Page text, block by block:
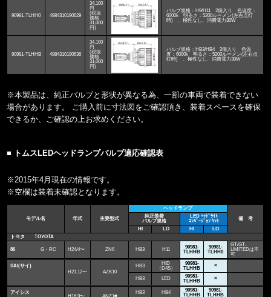
90981-TLHH0 4984310190629
34,100
円
(税抜
価格
31,000
円)
バルブ規格：H9/H11 2個入り 色温度：
6000k 明るさ：5200ルーメン(左右点灯
時) 、極性なし、消費電力30W
90981-TLHHB 4984310190636
34,100
円
(税抜
価格
31,000
円)
バルブ規格：HB3/HB4 2個入り 色温
度：6000k 明るさ：5200ルーメン(左右点
灯時) 、極性なし、消費電力30W
※本製品は、純正バルブと形状が異なる為、一部の車両で装着できない
場合があります。 ご購入前に寸法図をご確認頂き、装着スペースを確保
できるか、ご確認の上お求めください。
■ トムスLEDヘッドランプバルブ適応確認表
※2015年4月現在の情報です。
※空欄は装着未確認となります。
モデル名 年式 主要型式
ヘッドランプ
備 考
純正装着
バルブ規格
LED ﾍｯﾄﾞﾗｲﾄ
ｺﾝﾊﾞｰｼﾞｮﾝ ｷｯﾄ
HI
LO HI
LO
トヨタ TOYOTA
86 G・RC H24/4〜 ZN6 HB3 H11
90981-
TLHHB
90981-
TLHH0
GT/GT-
LIMITEDは不
可
SAI(サイ)
H21.12〜
AZK10
HB3
HID
（D4S）
90981-
TLHHB
×
HB3 LED
90981-
TLHHB
×
アイシス HB3 HB4
90981-
TLHHB
90981-
TLHHB